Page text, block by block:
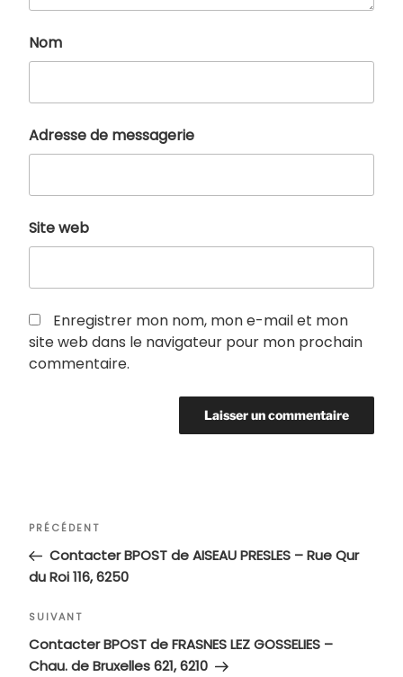
Nom
Adresse de messagerie
Site web
Enregistrer mon nom, mon e-mail et mon
site web dans le navigateur pour mon prochain
commentaire.
Navigation
l’article
Article
précédent
PRÉCÉDENT
Contacter BPOST de AISEAU PRESLES – Rue Qur
du Roi 116, 6250
Article
suivant
SUIVANT
Contacter BPOST de FRASNES LEZ GOSSELIES –
Chau. de Bruxelles 621, 6210